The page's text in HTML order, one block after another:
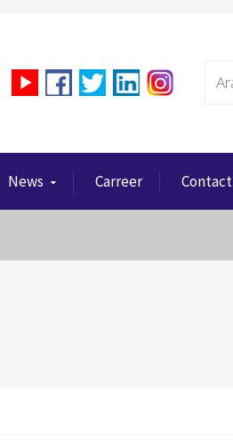
Search
News Carreer Contact